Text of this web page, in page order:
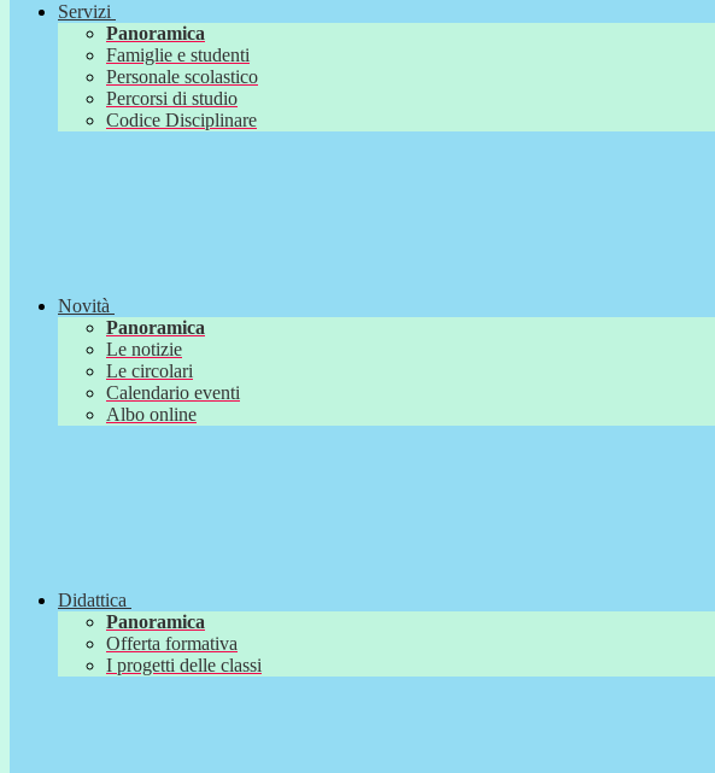
Servizi
Panoramica
Famiglie e studenti
Personale scolastico
Percorsi di studio
Codice Disciplinare
Novità
Panoramica
Le notizie
Le circolari
Calendario eventi
Albo online
Didattica
Panoramica
Offerta formativa
I progetti delle classi